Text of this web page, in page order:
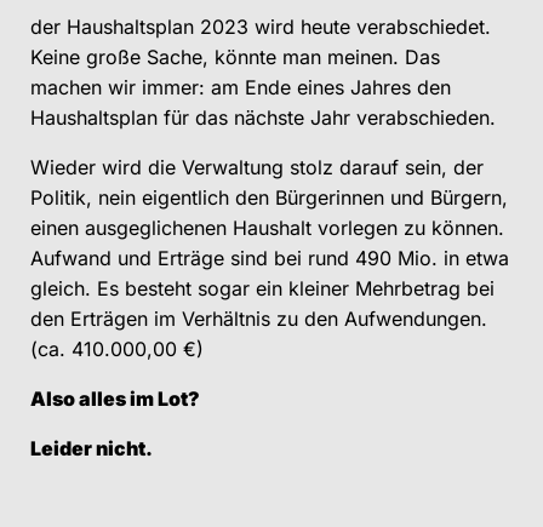
der Haushaltsplan 2023 wird heute verabschiedet.
Keine große Sache, könnte man meinen. Das
machen wir immer: am Ende eines Jahres den
Haushaltsplan für das nächste Jahr verabschieden.
Wieder wird die Verwaltung stolz darauf sein, der
Politik, nein eigentlich den Bürgerinnen und Bürgern,
einen ausgeglichenen Haushalt vorlegen zu können.
Aufwand und Erträge sind bei rund 490 Mio. in etwa
gleich. Es besteht sogar ein kleiner Mehrbetrag bei
den Erträgen im Verhältnis zu den Aufwendungen.
(ca. 410.000,00 €)
Also alles im Lot?
Leider nicht.